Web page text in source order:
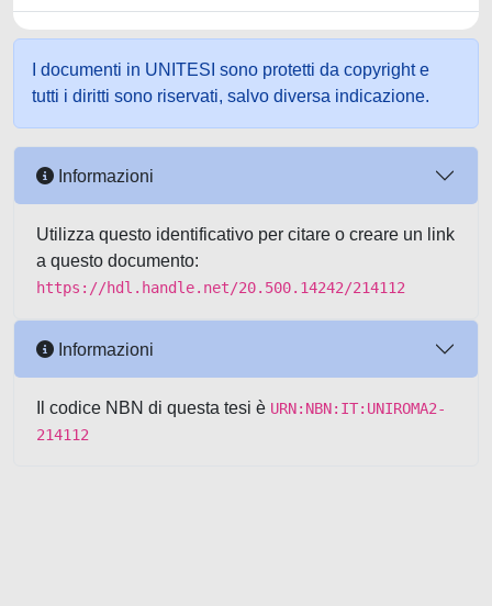
I documenti in UNITESI sono protetti da copyright e
tutti i diritti sono riservati, salvo diversa indicazione.
Informazioni
Utilizza questo identificativo per citare o creare un link
a questo documento:
https://hdl.handle.net/20.500.14242/214112
Informazioni
Il codice NBN di questa tesi è URN:NBN:IT:UNIROMA2-
214112